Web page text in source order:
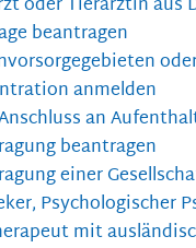
beantragen
anmelden
an
beantragen
einer
Psychologischer
mit